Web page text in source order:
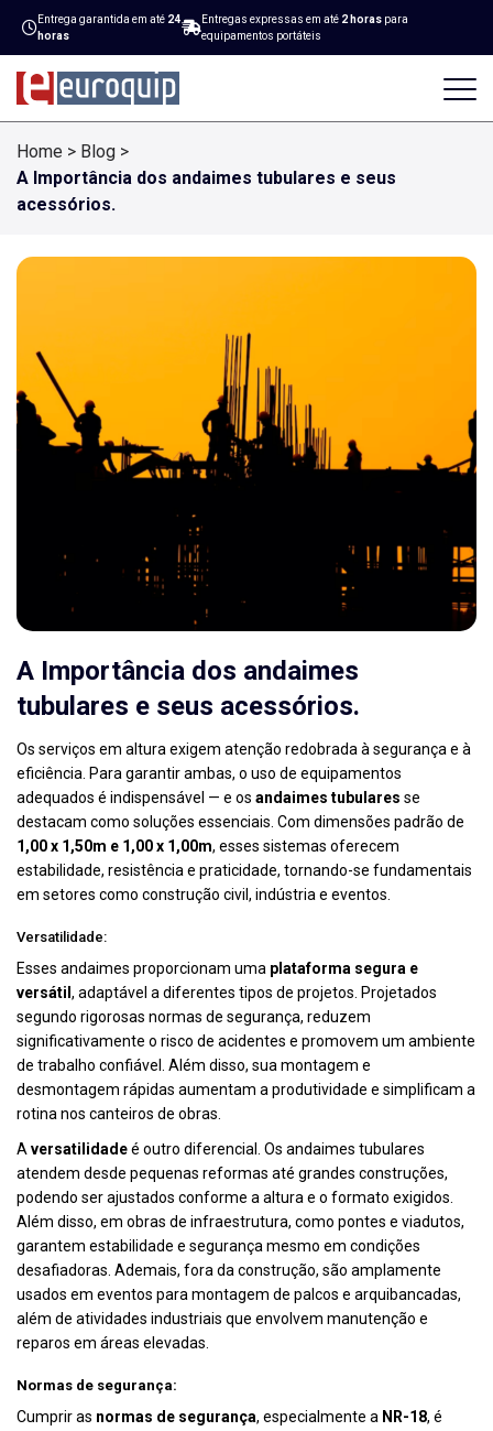
Entrega garantida em até 24
horas
Entregas expressas em até 2 horas para
equipamentos portáteis
Home > Blog >
A Importância dos andaimes tubulares e seus
acessórios.
A Importância dos andaimes
tubulares e seus acessórios.
Os serviços em altura exigem atenção redobrada à segurança e à
eficiência. Para garantir ambas, o uso de equipamentos
adequados é indispensável — e os andaimes tubulares se
destacam como soluções essenciais. Com dimensões padrão de
1,00 x 1,50m e 1,00 x 1,00m, esses sistemas oferecem
estabilidade, resistência e praticidade, tornando-se fundamentais
em setores como construção civil, indústria e eventos.
Versatilidade:
Esses andaimes proporcionam uma plataforma segura e
versátil , adaptável a diferentes tipos de projetos. Projetados
segundo rigorosas normas de segurança, reduzem
significativamente o risco de acidentes e promovem um ambiente
de trabalho confiável. Além disso, sua montagem e
desmontagem rápidas aumentam a produtividade e simplificam a
rotina nos canteiros de obras.
A versatilidadeé outro diferencial. Os andaimes tubulares
atendem desde pequenas reformas até grandes construções,
podendo ser ajustados conforme a altura e o formato exigidos.
Além disso, em obras de infraestrutura, como pontes e viadutos,
garantem estabilidade e segurança mesmo em condições
desafiadoras. Ademais, fora da construção, são amplamente
usados em eventos para montagem de palcos e arquibancadas,
além de atividades industriais que envolvem manutenção e
reparos em áreas elevadas.
Normas de segurança:
Cumprir as normas de segurança, especialmente a NR-18, é